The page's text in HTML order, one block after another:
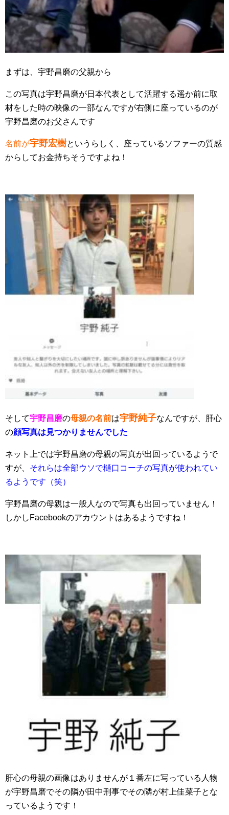
まずは、宇野昌磨の父親から
この写真は宇野昌磨が日本代表として活躍する遥か前に取
材をした時の映像の一部なんですが右側に座っているのが
宇野昌磨のお父さんです
名前が宇野宏樹というらしく、座っているソファーの質感
からしてお金持ちそうですよね！
そして宇野昌磨の母親の名前は宇野純子なんですが、肝心
の顔写真は見つかりませんでした
ネット上では宇野昌磨の母親の写真が出回っているようで
すが、 それらは全部ウソで樋口コーチの写真が使われてい
るようです（笑）
宇野昌磨の母親は一般人なので写真も出回っていません！
しかしFacebookのアカウントはあるようですね！
肝心の母親の画像はありませんが１番左に写っている人物
が宇野昌磨でその隣が田中刑事でその隣が村上佳菜子とな
っているようです！